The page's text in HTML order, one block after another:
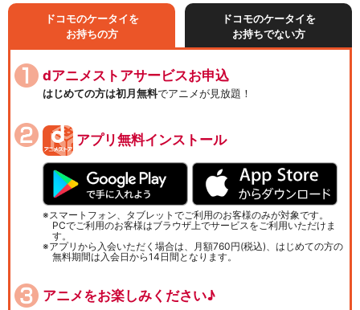
ドコモのケータイを
お持ちの方
ドコモのケータイを
お持ちでない方
dアニメストアサービスお申込
はじめての方は初月無料でアニメが見放題！
アプリ無料インストール
スマートフォン、タブレットでご利用のお客様のみが対象です。
PCでご利用のお客様はブラウザ上でサービスをご利用いただけま
す。
アプリから入会いただく場合は、月額760円(税込)、はじめての方の
無料期間は入会日から14日間となります。
アニメをお楽しみください♪